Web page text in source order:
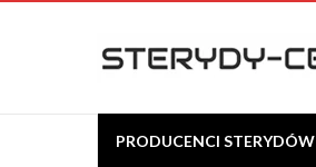
PRODUCENCI STERYDÓW